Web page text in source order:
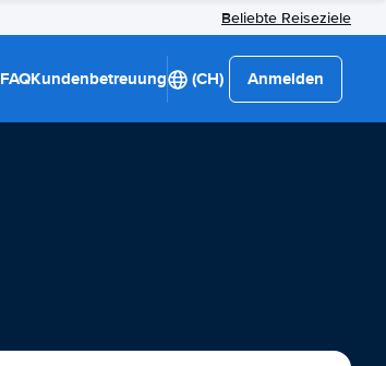
Beliebte Reiseziele
FAQKundenbetreuung (CH) Anmelden